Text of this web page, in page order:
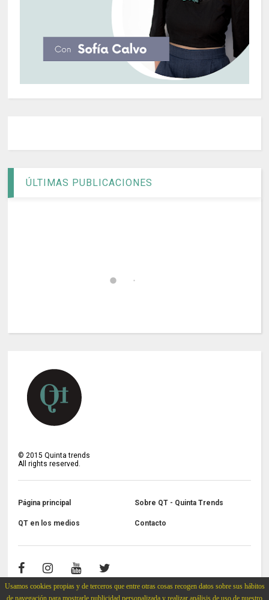
Usamos cookies propias y de terceros que entre otras cosas recogen datos sobre sus hábitos
de navegación para mostrarle publicidad personalizada y realizar análisis de uso de nuestro
ÚLTIMAS PUBLICACIONES
©2015 Quinta trends
All rights reserved.
Página principal Sobre QT - Quinta Trends
QT en los medios Contacto